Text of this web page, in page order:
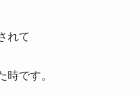
れて
です。